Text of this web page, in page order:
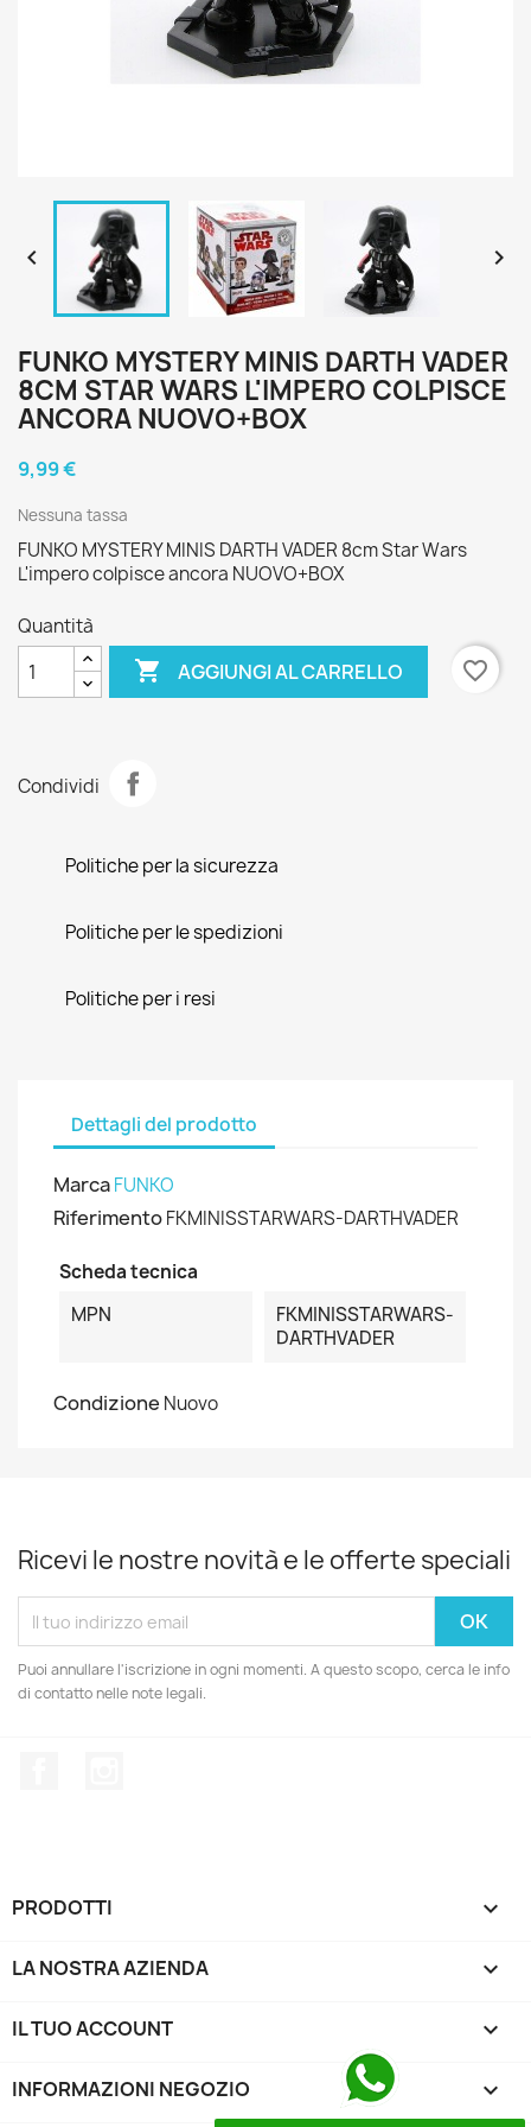
 
FUNKO MYSTERY MINIS DARTH VADER
8CM STAR WARS L'IMPERO COLPISCE
ANCORA NUOVO+BOX
9,99 €
Nessuna tassa
FUNKO MYSTERY MINIS DARTH VADER 8cm Star Wars
L'impero colpisce ancora NUOVO+BOX
Quantità
 AGGIUNGI AL CARRELLO favorite_border
Condividi
Politiche per la sicurezza
Politiche per le spedizioni
Politiche per i resi
Dettagli del prodotto
MarcaFUNKO
RiferimentoFKMINISSTARWARS-DARTHVADER
Scheda tecnica
MPN
FKMINISSTARWARS-
DARTHVADER
Condizione Nuovo
Ricevi le nostre novità e le offerte speciali
Puoi annullare l'iscrizione in ogni momenti. A questo scopo, cerca le info
di contatto nelle note legali.
PRODOTTI 
LA NOSTRA AZIENDA 
IL TUO ACCOUNT 
INFORMAZIONI NEGOZIO keyboard_arrow_down